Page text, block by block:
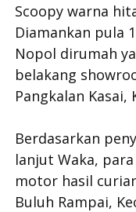
Scoopy warna
Diamankan pula
Nopol dirumah
belakang
Pangkalan Kasai,
Berdasarkan
lanjut Waka,
motor hasil
Buluh Rampai,